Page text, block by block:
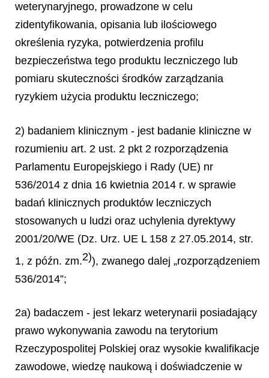
weterynaryjnego, prowadzone w celu
zidentyfikowania, opisania lub ilościowego
określenia ryzyka, potwierdzenia profilu
bezpieczeństwa tego produktu leczniczego lub
pomiaru skuteczności środków zarządzania
ryzykiem użycia produktu leczniczego;
2) badaniem klinicznym - jest badanie kliniczne w
rozumieniu art. 2 ust. 2 pkt 2 rozporządzenia
Parlamentu Europejskiego i Rady (UE) nr
536/2014 z dnia 16 kwietnia 2014 r. w sprawie
badań klinicznych produktów leczniczych
stosowanych u ludzi oraz uchylenia dyrektywy
2001/20/WE (Dz. Urz. UE L 158 z 27.05.2014, str.
1, z późn. zm.2)), zwanego dalej „rozporządzeniem
536/2014”;
2a) badaczem - jest lekarz weterynarii posiadający
prawo wykonywania zawodu na terytorium
Rzeczypospolitej Polskiej oraz wysokie kwalifikacje
zawodowe, wiedzę naukową i doświadczenie w